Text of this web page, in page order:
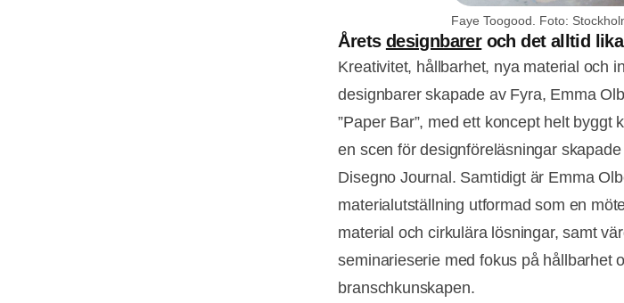
Faye Toogood. Foto:
Årets designbareroch det alltid
Kreativitet, hållbarhet, nya material och
designbarer skapade av Fyra, Emma
”Paper Bar”, med ett koncept helt byggt
en scen för designföreläsningar
Disegno Journal. Samtidigt är Emma
materialutställning utformad som en
material och cirkulära lösningar, samt
seminarieserie med fokus på hållbarhet
branschkunskapen.